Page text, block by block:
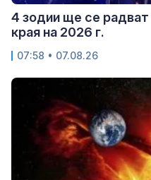
4 зодии ще се
края на 2026 г.
07:58 • 07.08.26